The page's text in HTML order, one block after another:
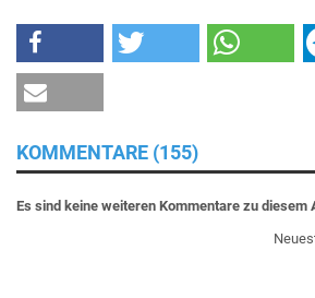
KOMMENTARE (155)
Es sind keine weiteren Kommentare zu diesem